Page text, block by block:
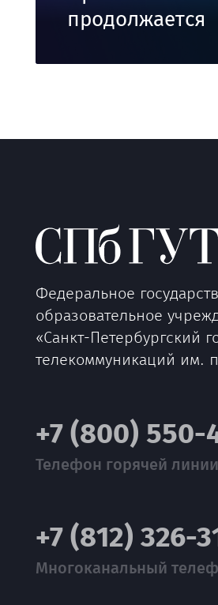
продолжается
Федеральное
образовательное
«Санкт-Петербургский
телекоммуникаций им.
+7 (800) 550-
Телефон горячей линии
+7 (812) 326-
Многоканальный